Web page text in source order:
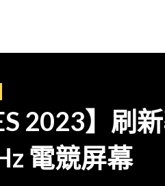
2023】刷
電競屏幕